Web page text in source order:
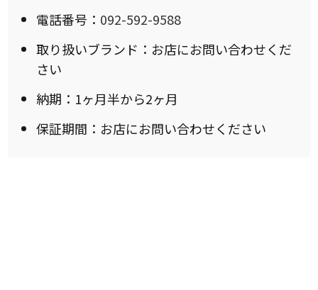
電話番号： 092-592-9588
取り扱いブランド：お店にお問い合わせくだ
さい
納期：1ヶ月半から2ヶ月
保証期間：お店にお問い合わせください